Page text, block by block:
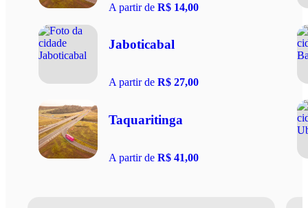
A partir de R$ 14,00
Jaboticabal
A partir de R$ 27,00
Taquaritinga
A partir de R$ 41,00